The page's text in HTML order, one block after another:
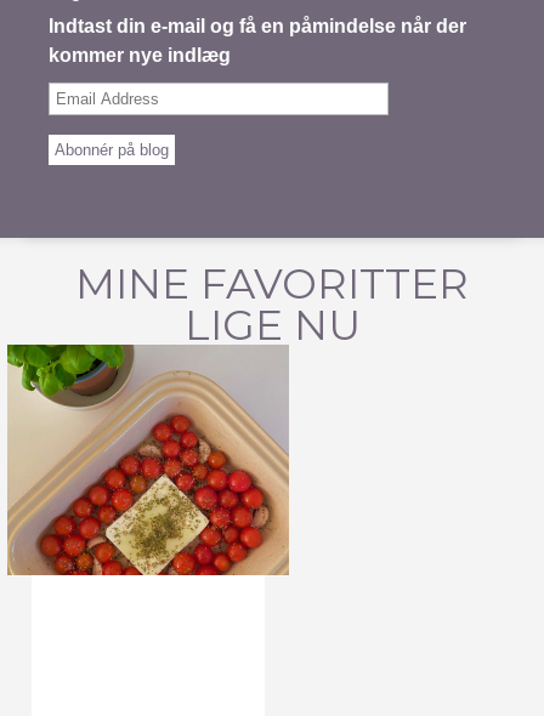
Indtast din e-mail og få en påmindelse når der
kommer nye indlæg
Email
Abonnér på blog
MINE FAVORITTER
LIGE NU